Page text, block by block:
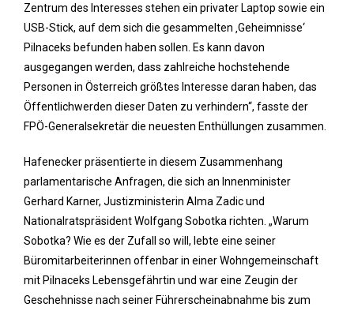
Zentrum des Interesses stehen ein privater Laptop sowie ein
USB-Stick, auf dem sich die gesammelten ‚Geheimnisse‘
Pilnaceks befunden haben sollen. Es kann davon
ausgegangen werden, dass zahlreiche hochstehende
Personen in Österreich größtes Interesse daran haben, das
Öffentlichwerden dieser Daten zu verhindern“, fasste der
FPÖ-Generalsekretär die neuesten Enthüllungen zusammen.
Hafenecker präsentierte in diesem Zusammenhang
parlamentarische Anfragen, die sich an Innenminister
Gerhard Karner, Justizministerin Alma Zadic und
Nationalratspräsident Wolfgang Sobotka richten. „Warum
Sobotka? Wie es der Zufall so will, lebte eine seiner
Büromitarbeiterinnen offenbar in einer Wohngemeinschaft
mit Pilnaceks Lebensgefährtin und war eine Zeugin der
Geschehnisse nach seiner Führerscheinabnahme bis zum